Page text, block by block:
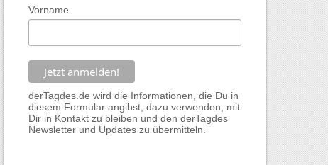
Vorname
derTagdes.de wird die Informationen, die Du in
diesem Formular angibst, dazu verwenden, mit
Dir in Kontakt zu bleiben und den derTagdes
Newsletter und Updates zu übermitteln.